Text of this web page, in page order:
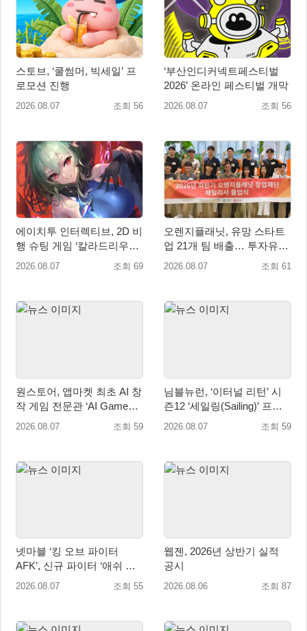
스토브, ‘쿨썸머, 빅세일’ 프
로모션 진행
2026.08.07 조회 56
‘부산인디커넥트페스티벌
2026’ 온라인 페스티벌 개막
2026.08.07 조회 56
에이치투 인터렉티브, 2D 비
행 슈팅 게임 ‘칼라드리우스
2/다크 엘레멘트’ 올 겨울 전
2026.08.07 조회 69
오렌지플래닛, 유망 스타트
업 21개 팀 배출… 투자유치∙
매출성장 성과 눈길
2026.08.07 조회 61
원스토어, 앱마켓 최초 AI 창
작 게임 전문관 ‘AI Games’
오픈
2026.08.07 조회 59
님블뉴런, ‘이터널 리턴’ 시
즌12 ‘세일링(Sailing)’ 프리
시즌 시작
2026.08.07 조회 59
넷마블 ‘킹 오브 파이터
AFK’, 신규 파이터 ‘애쉬 크
림존’ 업데이트
2026.08.07 조회 55
웹젠, 2026년 상반기 실적
공시
2026.08.06 조회 87